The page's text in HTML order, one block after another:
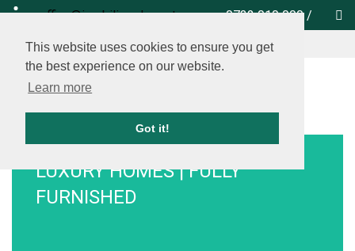
This website uses cookies to ensure you get
the best experience on our website.
Learn more
Got it!
0732 010 000 /
office@imobiliare-herastrau.ro
vezi pe harta
LUXURY HOMES | FULLY
FURNISHED